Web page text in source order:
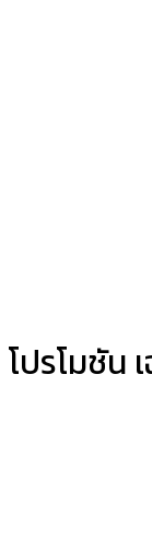
โปรโมชัน